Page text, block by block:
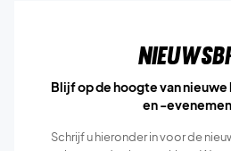
Blijf op de hoogte van
en -
Schrijf u hieronder in voor de